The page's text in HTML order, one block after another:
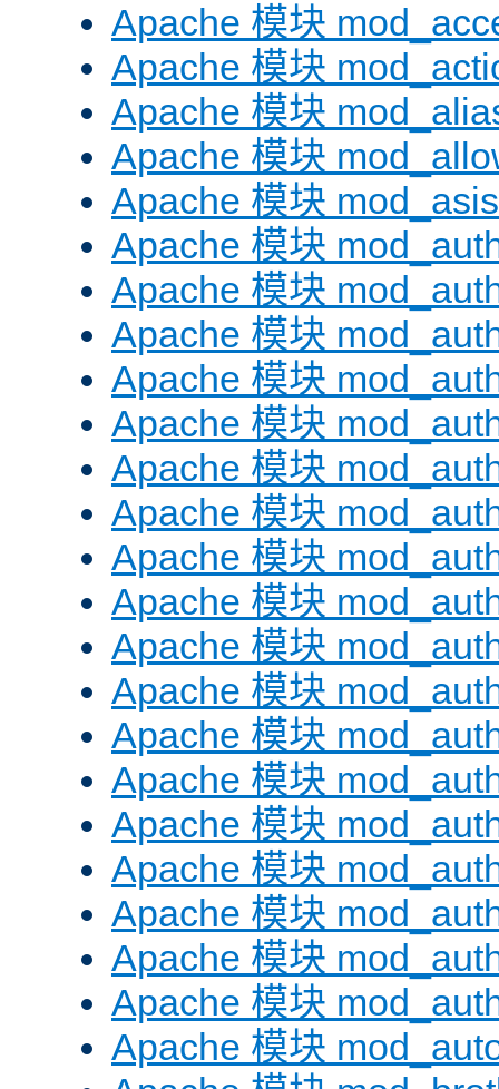
Apache 模块
Apache 模块
Apache 模块
Apache 模块
Apache 模块 mod_asis
Apache 模块
Apache 模块
Apache 模块
Apache 模块
Apache 模块
Apache 模块
Apache 模块
Apache 模块
Apache 模块
Apache 模块
Apache 模块
Apache 模块
Apache 模块
Apache 模块
Apache 模块
Apache 模块
Apache 模块
Apache 模块
Apache 模块